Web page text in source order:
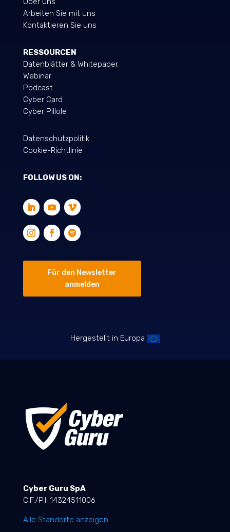
Arbeiten Sie mit uns
Kontaktieren Sie uns
RESSOURCEN
Datenblätter & Whitepaper
Webinar
Podcast
Cyber Card
Cyber Pillole
Datenschutzpolitik
Cookie-Richtlinie
FOLLOW US ON:
Für den Newsletter
anmelden
Hergestellt in Europa
Cyber Guru SpA
C.F./P.I. 14324511006
Alle Standorte anzeigen